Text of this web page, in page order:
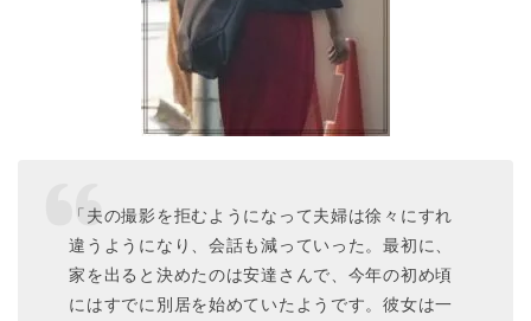
「夫の撮影を拒むようになって夫婦は徐々にすれ
違うようになり、会話も減っていった。最初に、
家を出ると決めたのは安達さんで、今年の初め頃
にはすでに別居を始めていたようです。彼女は一